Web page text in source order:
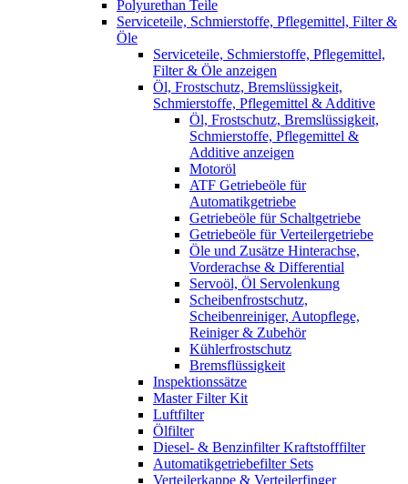
Polyurethan Teile
Serviceteile, Schmierstoffe, Pflegemittel, Filter &
Öle
Serviceteile, Schmierstoffe, Pflegemittel,
Filter & Öle anzeigen
Öl, Frostschutz, Bremslüssigkeit,
Schmierstoffe, Pflegemittel & Additive
Öl, Frostschutz, Bremslüssigkeit,
Schmierstoffe, Pflegemittel &
Additive anzeigen
Motoröl
ATF Getriebeöle für
Automatikgetriebe
Getriebeöle für Schaltgetriebe
Getriebeöle für Verteilergetriebe
Öle und Zusätze Hinterachse,
Vorderachse & Differential
Servoöl, Öl Servolenkung
Scheibenfrostschutz,
Scheibenreiniger, Autopflege,
Reiniger & Zubehör
Kühlerfrostschutz
Bremsflüssigkeit
Inspektionssätze
Master Filter Kit
Luftfilter
Ölfilter
Diesel- & Benzinfilter Kraftstofffilter
Automatikgetriebefilter Sets
Verteilerkappe & Verteilerfinger